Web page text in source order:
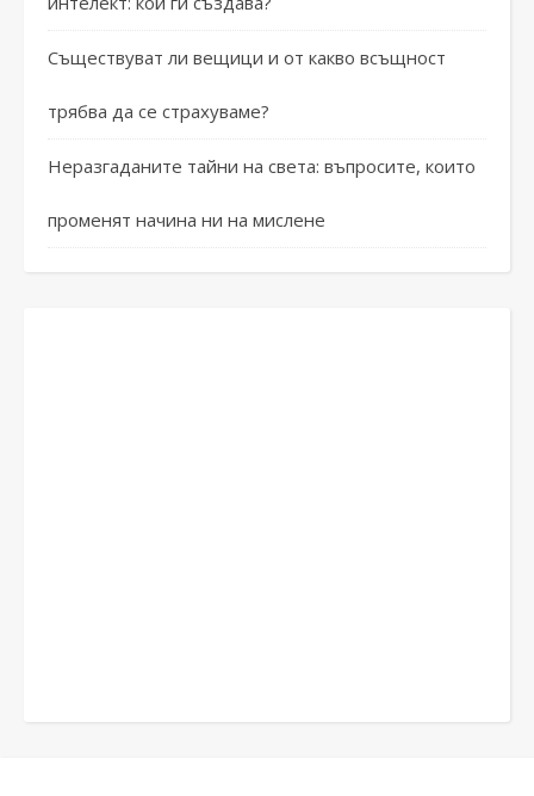
Съществуват ли вещици и от какво всъщност
трябва да се страхуваме?
Неразгаданите тайни на света: въпросите, които
променят начина ни на мислене